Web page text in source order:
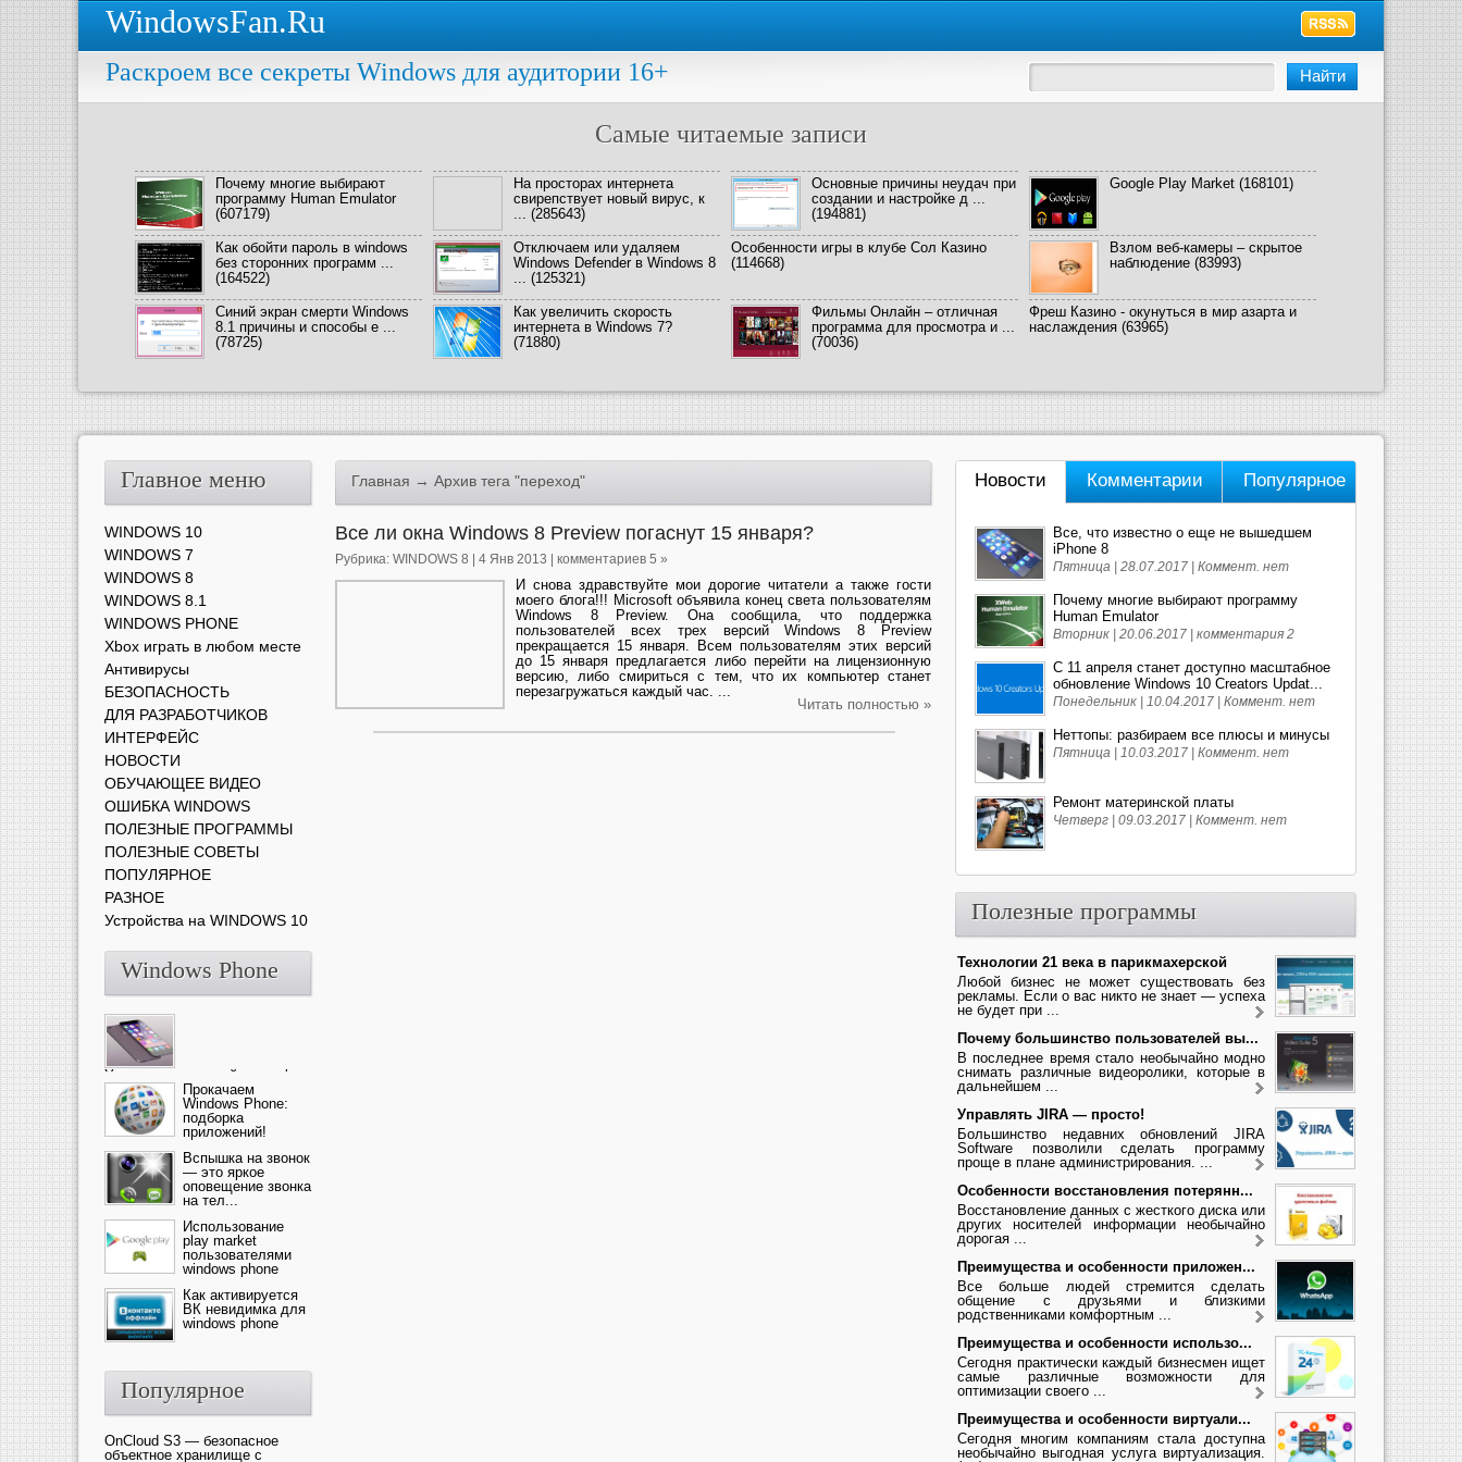
WindowsFan.Ru
Раскроем все секреты Windows для аудитории 16+
Самые читаемые записи
Почему многие выбирают
программу Human Emulator
(607179)
На просторах интернета
свирепствует новый вирус, к
... (285643)
Основные причины неудач при
создании и настройке д ...
(194881)
Google Play Market (168101)
Как обойти пароль в windows
без сторонних программ ...
(164522)
Отключаем или удаляем
Windows Defender в Windows 8
... (125321)
Особенности игры в клубе Сол Казино
(114668)
Взлом веб-камеры – скрытое
наблюдение (83993)
Синий экран смерти Windows
8.1 причины и способы е ...
(78725)
Как увеличить скорость
интернета в Windows 7?
(71880)
Фильмы Онлайн – отличная
программа для просмотра и ...
(70036)
Фреш Казино - окунуться в мир азарта и
наслаждения (63965)
Главная → Архив тега "переход"
Все ли окна Windows 8 Preview погаснут 15 января?
Рубрика: WINDOWS 8 | 4 Янв 2013 | комментариев 5 »
И снова здравствуйте мои дорогие читатели а также гости
моего блога!!! Microsoft объявила конец света пользователям
Windows 8 Preview. Она сообщила, что поддержка
пользователей всех трех версий Windows 8 Preview
прекращается 15 января. Всем пользователям этих версий
до 15 января предлагается либо перейти на лицензионную
версию, либо смириться с тем, что их компьютер станет
перезагружаться каждый час. ...
Читать полностью »
Главное меню
WINDOWS 10
WINDOWS 7
WINDOWS 8
WINDOWS 8.1
WINDOWS PHONE
Xbox играть в любом месте
Антивирусы
БЕЗОПАСНОСТЬ
ДЛЯ РАЗРАБОТЧИКОВ
ИНТЕРФЕЙС
НОВОСТИ
ОБУЧАЮЩЕЕ ВИДЕО
ОШИБКА WINDOWS
ПОЛЕЗНЫЕ ПРОГРАММЫ
ПОЛЕЗНЫЕ СОВЕТЫ
ПОПУЛЯРНОЕ
РАЗНОЕ
Устройства на WINDOWS 10
Windows Phone
Ультрасовременный смартфон
— это новика от компании Ap...
Прокачаем
Windows Phone:
подборка
приложений!
Вспышка на звонок
— это яркое
оповещение звонка
на тел...
Использование
play market
пользователями
windows phone
Как активируется
ВК невидимка для
windows phone
Популярное
OnCloud S3 — безопасное
объектное хранилище с
Новости Комментарии Популярное
Все, что известно о еще не вышедшем
iPhone 8
Пятница | 28.07.2017 | Коммент. нет
Почему многие выбирают программу
Human Emulator
Вторник | 20.06.2017 | комментария 2
С 11 апреля станет доступно масштабное
обновление Windows 10 Creators Updat...
Понедельник | 10.04.2017 | Коммент. нет
Неттопы: разбираем все плюсы и минусы
Пятница | 10.03.2017 | Коммент. нет
Ремонт материнской платы
Четверг | 09.03.2017 | Коммент. нет
Полезные программы
Технологии 21 века в парикмахерской
Любой бизнес не может существовать без
рекламы. Если о вас никто не знает — успеха
не будет при ...
Почему большинство пользователей вы...
В последнее время стало необычайно модно
снимать различные видеоролики, которые в
дальнейшем ...
Управлять JIRA — просто!
Большинство недавних обновлений JIRA
Software позволили сделать программу
проще в плане администрирования. ...
Особенности восстановления потерянн...
Восстановление данных с жесткого диска или
других носителей информации необычайно
дорогая ...
Преимущества и особенности приложен...
Все больше людей стремится сделать
общение с друзьями и близкими
родственниками комфортным ...
Преимущества и особенности использо...
Сегодня практически каждый бизнесмен ищет
самые различные возможности для
оптимизации своего ...
Преимущества и особенности виртуали...
Сегодня многим компаниям стала доступна
необычайно выгодная услуга виртуализация.